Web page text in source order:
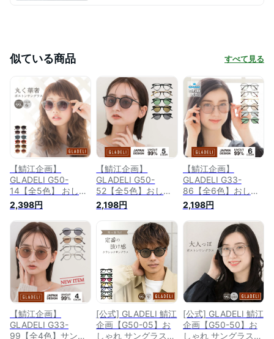
似ている商品 すべて見る
【鯖江企画】
GLADELI G50-
14【全5色】 おしゃ
れ サングラス グラ
デリ クラシック コ
ンビ レディース メ
ンズ グレー ブラウ
ン べっ甲 UV99％カ
ット カラーレンズ
かわいい かっこいい
送料無料 紫外線カッ
ト UVカット スポー
ツ ドライブ Q
2,398円
【鯖江企画】
GLADELI G50-
52【全5色】おしゃ
れ サングラス 伊達
メガネ UV99％カッ
ト レディース メン
ズ ボストン ブラッ
ク チャコール シャ
ンパン オリーブ べ
っ甲 カラーレンズ
クリアレンズ 上品
【 グラデリ 】紫外
線 UVカット ドライ
ブ スポーツ 花粉 花
粉症 Q
2,198円
【鯖江企画】
GLADELI G33-
86【全6色】おしゃ
れ サングラス 伊達
メガネ グラデリ ク
ラシック メタル だ
てめがね 伊達眼鏡
クリアレンズ レディ
ース メンズ ゴール
ド ブラウン オクタ
ゴン グレー 【カラ
ーレンズ】紫外線カ
ット UVカット スポ
ーツ ドライブ 花粉
花粉症 Q
2,198円
【鯖江企画】
GLADELI G33-
99【全4色】サング
[公式] GLADELI 鯖江
企画【G50-05】お
しゃれ サングラス
[公式] GLADELI 鯖江
企画【G50-50】お
しゃれ サングラス